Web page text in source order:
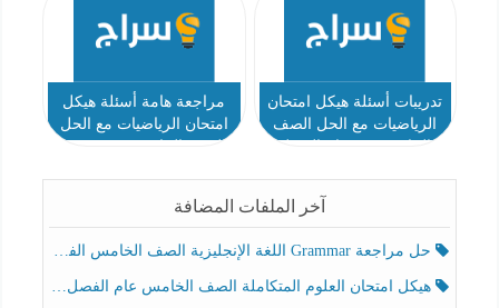
تدريبات أسئلة هيكل امتحان
الرياضيات مع الحل الصف
مراجعة هامة أسئلة هيكل
امتحان الرياضيات مع الحل
آخر الملفات المضافة
حل مراجعة Grammar اللغة الإنجليزية الصف الخامس الفصل الثالث
هيكل امتحان العلوم المتكاملة الصف الخامس عام الفصل الدراسي الثالث 2025-2026